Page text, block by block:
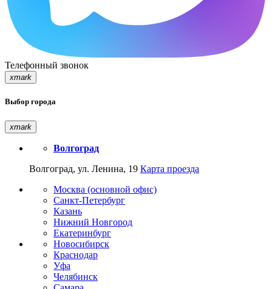
Телефонный звонок
xmark
Выбор города
xmark
Волгоград
Волгоград, ул. Ленина, 19 Карта проезда
Москва (основной офис)
Санкт-Петербург
Казань
Нижний Новгород
Екатеринбург
Новосибирск
Краснодар
Уфа
Челябинск